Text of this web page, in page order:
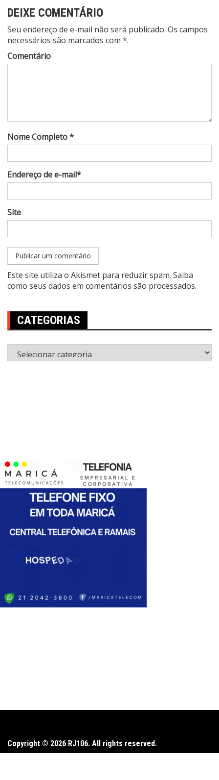
DEIXE COMENTÁRIO
Seu endereço de e-mail não será publicado. Os campos
necessários são marcados com *.
Comentário
Nome Completo *
Endereço de e-mail*
Site
Este site utiliza o Akismet para reduzir spam. Saiba
como seus dados em comentários são processados.
CATEGORIAS
Categorias
Copyright © 2026 RJ106. All rights reserved.